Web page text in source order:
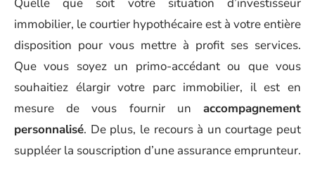
immobilier, le courtier hypothécaire est à votre entière
disposition pour vous mettre à profit ses services.
Que vous soyez un primo-accédant ou que vous
souhaitiez élargir votre parc immobilier, il est en
mesure de vous fournir un accompagnement
personnalisé. De plus, le recours à un courtage peut
suppléer la souscription d’une assurance emprunteur.